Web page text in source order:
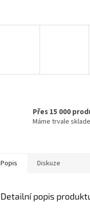
Přes 15 000
Máme trvale
Popis Diskuze
Detailní popis